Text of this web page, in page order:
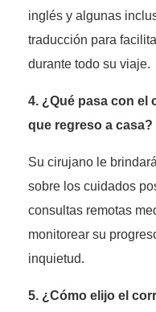
inglés y algunas
traducción para
durante todo su viaje.
4. ¿Qué pasa con el
que regreso a casa?
Su cirujano le
sobre los cuidados
consultas remotas
monitorear su
inquietud.
5. ¿Cómo elijo el